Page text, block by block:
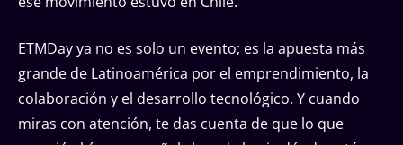
ETMDay ya no es solo un evento; es la apuesta más
grande de Latinoamérica por el emprendimiento, la
colaboración y el desarrollo tecnológico. Y cuando
miras con atención, te das cuenta de que lo que